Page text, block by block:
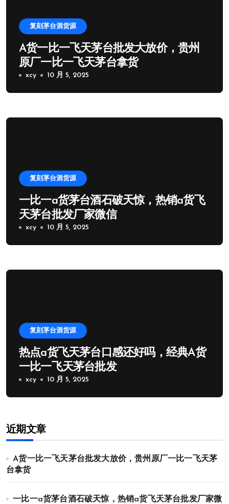
复刻茅台酒货源
A货一比一飞天茅台批发大放价，贵州
原厂一比一飞天茅台拿货
xcy 10 月 5, 2025
复刻茅台酒货源
一比一a货茅台酒石破天惊，热销a货飞
天茅台批发厂家微信
xcy 10 月 5, 2025
复刻茅台酒货源
热点a货飞天茅台口感还好吗，经典A货
一比一飞天茅台批发
xcy 10 月 5, 2025
近期文章
A货一比一飞天茅台批发大放价，贵州原厂一比一飞天茅
台拿货
一比一a货茅台酒石破天惊，热销a货飞天茅台批发厂家微